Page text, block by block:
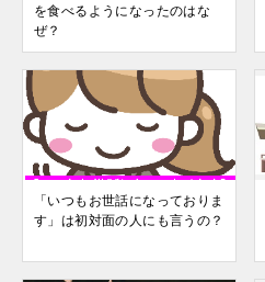
を食べるようになったのはな
ぜ？
「いつもお世話になっておりま
す」は初対面の人にも言うの？